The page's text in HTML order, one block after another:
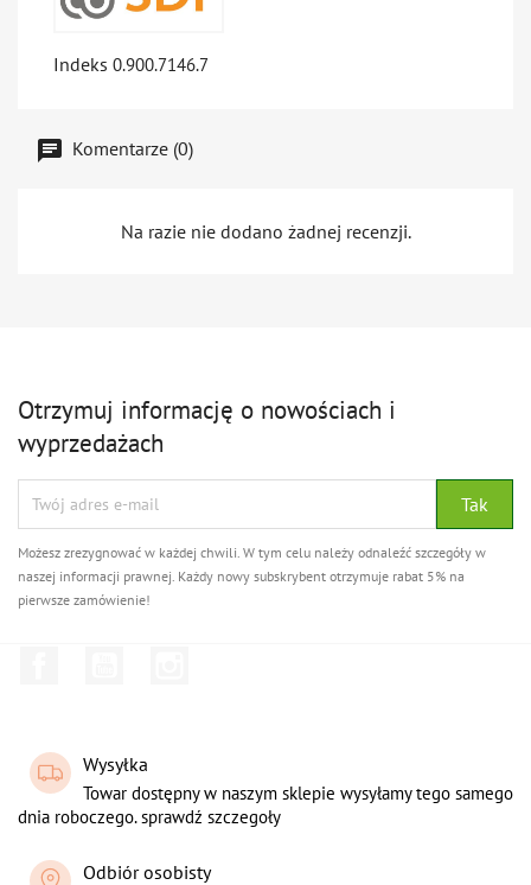
Indeks 0.900.7146.7
Komentarze (0)
Na razie nie dodano żadnej recenzji.
Otrzymuj informację o nowościach i
wyprzedażach
Możesz zrezygnować w każdej chwili. W tym celu należy odnaleźć szczegóły w
naszej informacji prawnej. Każdy nowy subskrybent otrzymuje rabat 5% na
pierwsze zamówienie!
Wysyłka
Towar dostępny w naszym sklepie wysyłamy tego samego
dnia roboczego. sprawdź szczegoły
Odbiór osobisty